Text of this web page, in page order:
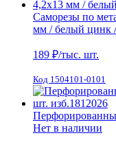
Саморезы по
мм / белый цинк
189 ₽/тыс. шт.
Код 1504101-0101
Нет в наличии